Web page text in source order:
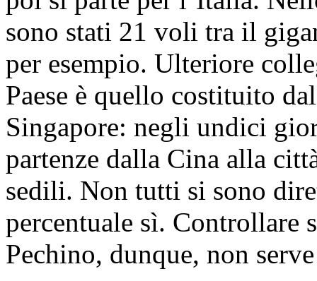
sono stati 21 voli tra il
per esempio. Ulteriore
Paese è quello costituito
Singapore: negli undici
partenze dalla Cina alla
sedili. Non tutti si sono
percentuale sì. Controllare
Pechino, dunque, non